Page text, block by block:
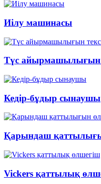
Иілу машинасы
Түс айырмашылығын
Кедір-бұдыр сынаушы
Қарындаш
Vickers қаттылық